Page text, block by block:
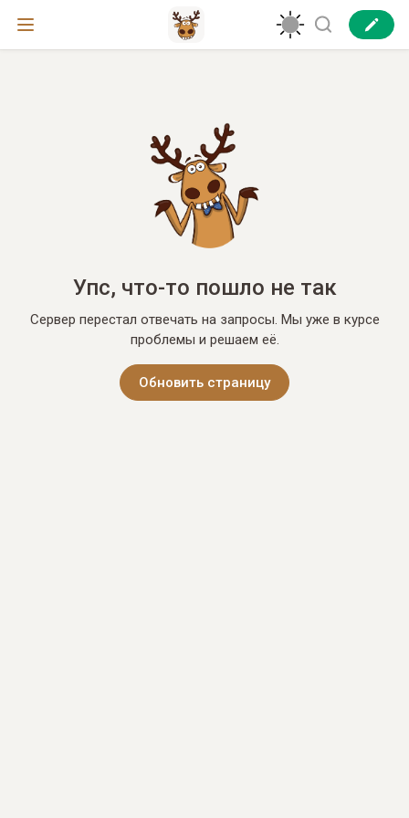
Упс, что-то пошло не так
Сервер перестал отвечать на запросы. Мы уже в курсе
проблемы и решаем её.
Обновить страницу